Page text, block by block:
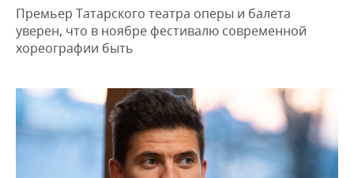
ДЕКЛАРАЦИИ О ДОХОДАХ
КОРОЛИ ГОСЗАКАЗА ПФО
КОМУ ПРИНАДЛЕЖАТ
ТОРГОВЫЕ ЦЕНТРЫ
ТАТАРСТАНА
НОВОСТИ ЭКОНОМИКИ
ФИНАНСЫ
ПРОМЫШЛЕННОСТЬ
НОВОСТИ
ПРОМЫШЛЕННОСТИ
АГРОПРОМ
МАШИНОСТРОЕНИЕ
НЕДВИЖИМОСТЬ
НОВОСТИ АВТО
НОВОСТИ БИЗНЕСА
Премьер Татарского театра оперы и балета
уверен, что в ноябре фестивалю современной
хореографии быть